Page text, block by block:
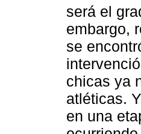
será el
embargo,
se
chicas ya
atléticas.
en una